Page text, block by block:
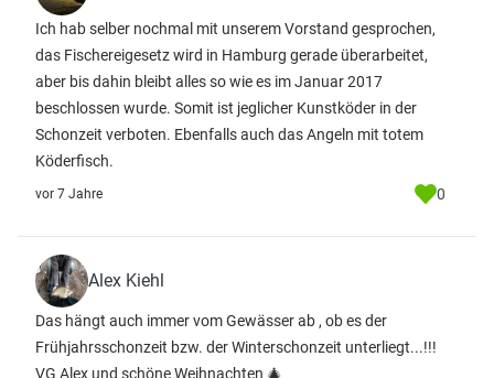
Ich hab selber nochmal mit unserem Vorstand gesprochen,
das Fischereigesetz wird in Hamburg gerade überarbeitet,
aber bis dahin bleibt alles so wie es im Januar 2017
beschlossen wurde. Somit ist jeglicher Kunstköder in der
Schonzeit verboten. Ebenfalls auch das Angeln mit totem
Köderfisch.
vor 7 Jahre 0
Alex Kiehl
Das hängt auch immer vom Gewässer ab , ob es der
Frühjahrsschonzeit bzw. der Winterschonzeit unterliegt...!!!
VG Alex und schöne Weihnachten 🎄